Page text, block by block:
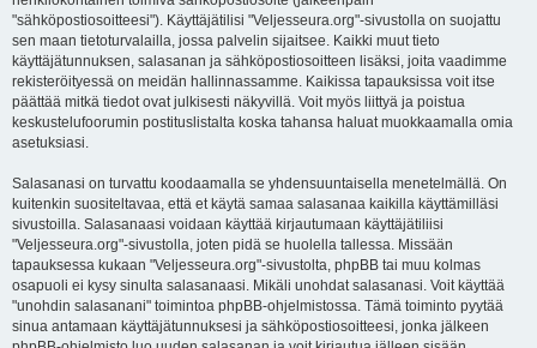
"sähköpostiosoitteesi"). Käyttäjätilisi "Veljesseura.org"-sivustolla on suojattu
sen maan tietoturvalailla, jossa palvelin sijaitsee. Kaikki muut tieto
käyttäjätunnuksen, salasanan ja sähköpostiosoitteen lisäksi, joita vaadimme
rekisteröityessä on meidän hallinnassamme. Kaikissa tapauksissa voit itse
päättää mitkä tiedot ovat julkisesti näkyvillä. Voit myös liittyä ja poistua
keskustelufoorumin postituslistalta koska tahansa haluat muokkaamalla omia
asetuksiasi.
Salasanasi on turvattu koodaamalla se yhdensuuntaisella menetelmällä. On
kuitenkin suositeltavaa, että et käytä samaa salasanaa kaikilla käyttämilläsi
sivustoilla. Salasanaasi voidaan käyttää kirjautumaan käyttäjätiliisi
"Veljesseura.org"-sivustolla, joten pidä se huolella tallessa. Missään
tapauksessa kukaan "Veljesseura.org"-sivustolta, phpBB tai muu kolmas
osapuoli ei kysy sinulta salasanaasi. Mikäli unohdat salasanasi. Voit käyttää
"unohdin salasanani" toimintoa phpBB-ohjelmistossa. Tämä toiminto pyytää
sinua antamaan käyttäjätunnuksesi ja sähköpostiosoitteesi, jonka jälkeen